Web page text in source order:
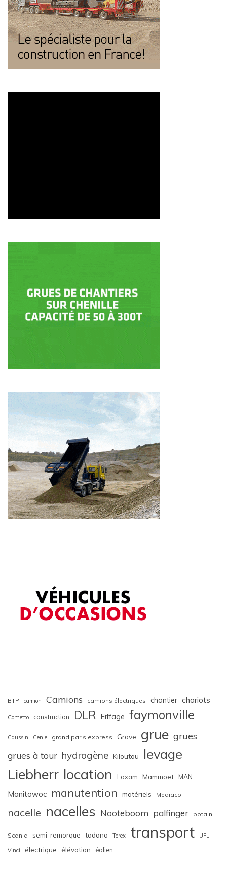
BTP camion Camions camions électriques chantier chariots
Cometto construction DLR Eiffage faymonville
Gaussin Genie grand paris express Grove grue grues
grues à tour hydrogène Kiloutou levage
Liebherr location Loxam Mammoet MAN
Manitowoc manutention matériels Mediaco
nacelle nacelles Nooteboom palfinger potain
Scania semi-remorque tadano Terex transport UFL
Vinci électrique élévation éolien